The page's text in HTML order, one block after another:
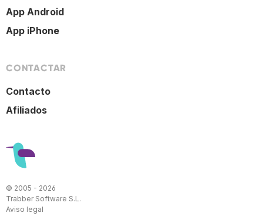
App Android
App iPhone
CONTACTAR
Contacto
Afiliados
© 2005 - 2026
Trabber Software S.L.
Aviso legal